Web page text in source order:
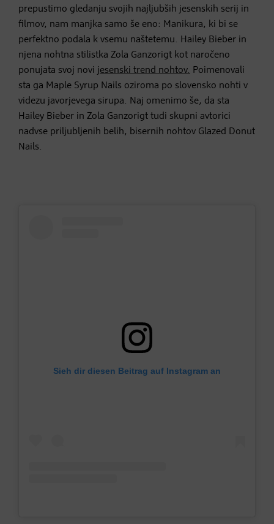
prepustimo gledanju svojih najljubših jesenskih serij in
filmov, nam manjka samo še eno: Manikura, ki bi se
perfektno podala k vsemu naštetemu. Hailey Bieber in
njena nohtna stilistka Zola Ganzorigt kot naročeno
ponujata svoj novi jesenski trend nohtov. Poimenovali
sta ga Maple Syrup Nails oziroma po slovensko nohti v
videzu javorjevega sirupa. Naj omenimo še, da sta
Hailey Bieber in Zola Ganzorigt tudi skupni avtorici
nadvse priljubljenih belih, bisernih nohtov Glazed Donut
Nails.
Sieh dir diesen Beitrag auf Instagram an